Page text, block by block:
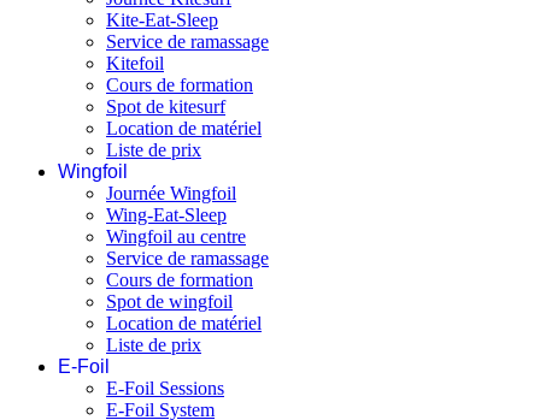
Kite-Eat-Sleep
Service de ramassage
Kitefoil
Cours de formation
Spot de kitesurf
Location de matériel
Liste de prix
Wingfoil
Journée Wingfoil
Wing-Eat-Sleep
Wingfoil au centre
Service de ramassage
Cours de formation
Spot de wingfoil
Location de matériel
Liste de prix
E-Foil
E-Foil Sessions
E-Foil System